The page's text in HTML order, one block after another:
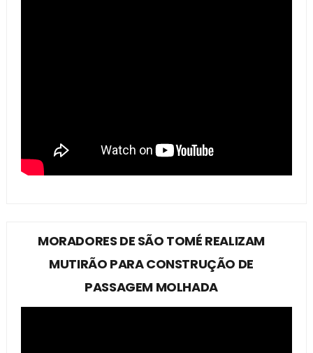
MORADORES DE SÃO TOMÉ REALIZAM
MUTIRÃO PARA CONSTRUÇÃO DE
PASSAGEM MOLHADA